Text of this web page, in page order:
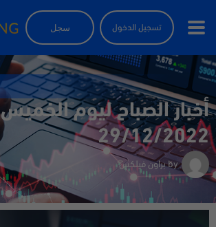
تسجيل الدخول سجل
أخبار الصباح ليوم الخميس
29/12/2022
by براون فيلكس